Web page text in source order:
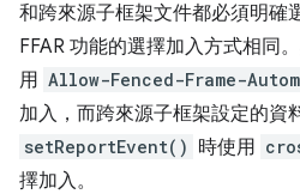
和跨來源子框架文件都必須明確
FFAR 功能的選擇加入方式相同
用 Allow-Fenced-Frame-
加入，而跨來源子框架設定的資
setReportEvent() 時使用
擇加入。